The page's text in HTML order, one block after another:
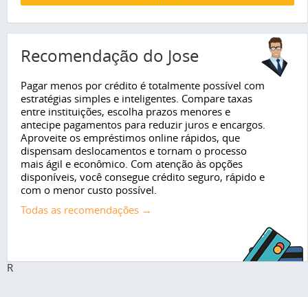
Recomendação do Jose
Pagar menos por crédito é totalmente possível com
estratégias simples e inteligentes. Compare taxas
entre instituições, escolha prazos menores e
antecipe pagamentos para reduzir juros e encargos.
Aproveite os empréstimos online rápidos, que
dispensam deslocamentos e tornam o processo
mais ágil e econômico. Com atenção às opções
disponíveis, você consegue crédito seguro, rápido e
com o menor custo possível.
Todas as recomendações →
R